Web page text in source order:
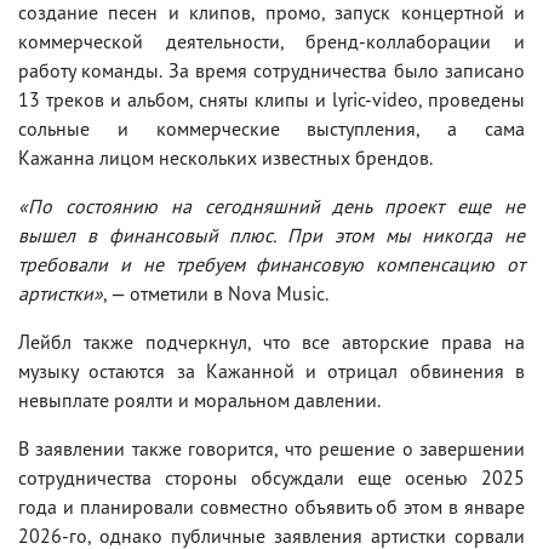
создание песен и клипов, промо, запуск концертной и
коммерческой деятельности, бренд-коллаборации и
работу команды. За время сотрудничества было записано
13 треков и альбом, сняты клипы и lyric-video, проведены
сольные и коммерческие выступления, а сама
Кажанна лицом нескольких известных брендов.
«По состоянию на сегодняшний день проект еще не
вышел в финансовый плюс. При этом мы никогда не
требовали и не требуем финансовую компенсацию от
артистки», — отметили в Nova Music.
Лейбл также подчеркнул, что все авторские права на
музыку остаются за Кажанной и отрицал обвинения в
невыплате роялти и моральном давлении.
В заявлении также говорится, что решение о завершении
сотрудничества стороны обсуждали еще осенью 2025
года и планировали совместно объявить об этом в январе
2026-го, однако публичные заявления артистки сорвали